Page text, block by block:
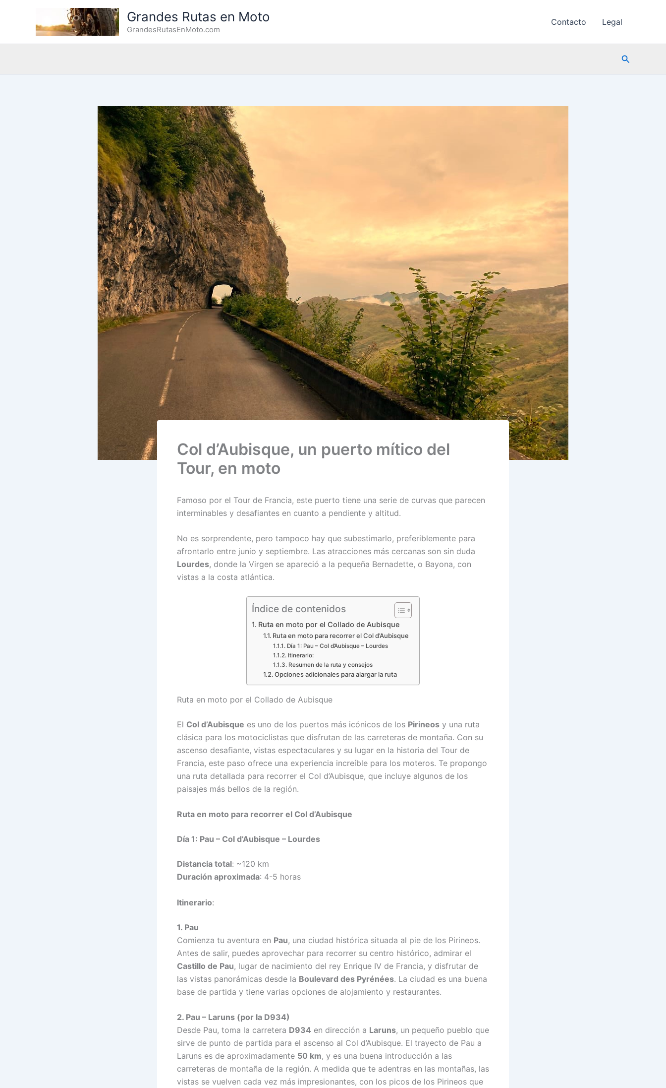
contenido
Grandes Rutas en Moto
GrandesRutasEnMoto.com
Contacto Legal
Buscar
Col d’Aubisque, un puerto mítico del
Tour, en moto
Famoso por el Tour de Francia, este puerto tiene una serie de curvas que parecen
interminables y desafiantes en cuanto a pendiente y altitud.
No es sorprendente, pero tampoco hay que subestimarlo, preferiblemente para
afrontarlo entre junio y septiembre. Las atracciones más cercanas son sin duda
Lourdes, donde la Virgen se apareció a la pequeña Bernadette, o Bayona, con
vistas a la costa atlántica.
Índice de contenidos
Ruta en moto por el Collado de Aubisque
Ruta en moto para recorrer el Col d’Aubisque
Día 1: Pau – Col d’Aubisque – Lourdes
Itinerario:
Resumen de la ruta y consejos
Opciones adicionales para alargar la ruta
Ruta en moto por el Collado de Aubisque
El Col d’Aubisque es uno de los puertos más icónicos de los Pirineos y una ruta
clásica para los motociclistas que disfrutan de las carreteras de montaña. Con su
ascenso desafiante, vistas espectaculares y su lugar en la historia del Tour de
Francia, este paso ofrece una experiencia increíble para los moteros. Te propongo
una ruta detallada para recorrer el Col d’Aubisque, que incluye algunos de los
paisajes más bellos de la región.
Ruta en moto para recorrer el Col d’Aubisque
Día 1: Pau – Col d’Aubisque – Lourdes
Distancia total: ~120 km
Duración aproximada: 4-5 horas
Itinerario:
1. Pau
Comienza tu aventura en Pau, una ciudad histórica situada al pie de los Pirineos.
Antes de salir, puedes aprovechar para recorrer su centro histórico, admirar el
Castillo de Pau, lugar de nacimiento del rey Enrique IV de Francia, y disfrutar de
las vistas panorámicas desde la Boulevard des Pyrénées. La ciudad es una buena
base de partida y tiene varias opciones de alojamiento y restaurantes.
2. Pau – Laruns (por la D934)
Desde Pau, toma la carretera D934 en dirección a Laruns, un pequeño pueblo que
sirve de punto de partida para el ascenso al Col d’Aubisque. El trayecto de Pau a
Laruns es de aproximadamente 50 km, y es una buena introducción a las
carreteras de montaña de la región. A medida que te adentras en las montañas, las
vistas se vuelven cada vez más impresionantes, con los picos de los Pirineos que